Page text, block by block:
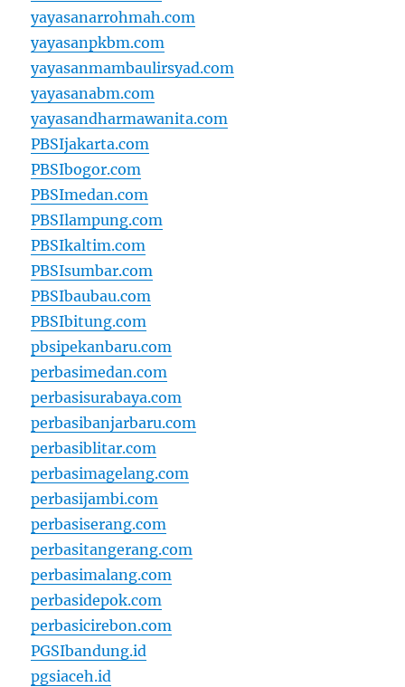
yayasanarrohmah.com
yayasanpkbm.com
yayasanmambaulirsyad.com
yayasanabm.com
yayasandharmawanita.com
PBSIjakarta.com
PBSIbogor.com
PBSImedan.com
PBSIlampung.com
PBSIkaltim.com
PBSIsumbar.com
PBSIbaubau.com
PBSIbitung.com
pbsipekanbaru.com
perbasimedan.com
perbasisurabaya.com
perbasibanjarbaru.com
perbasiblitar.com
perbasimagelang.com
perbasijambi.com
perbasiserang.com
perbasitangerang.com
perbasimalang.com
perbasidepok.com
perbasicirebon.com
PGSIbandung.id
pgsiaceh.id